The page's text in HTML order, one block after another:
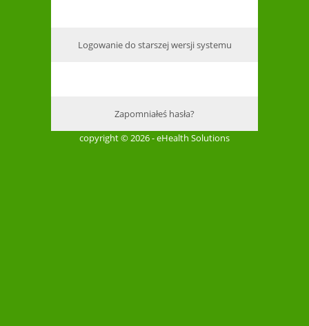
Logowanie do starszej wersji systemu
Zapomniałeś hasła?
copyright © 2026 -eHealth Solutions